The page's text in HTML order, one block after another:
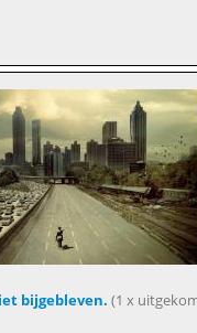
bijgebleven. (1 x